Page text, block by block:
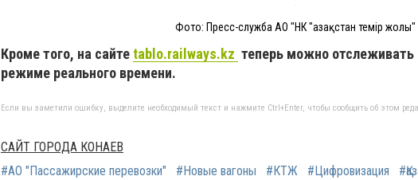
Фото: Пресс-служба АО "НК "Қазақстан темір жолы"
Кроме того, на сайтеtablo.railways.kz теперь можно
режиме реального времени.
Если вы заметили ошибку, выделите необходимый текст и нажмите Ctrl+Enter, чтобы сообщить об этом
САЙТ ГОРОДА КОНАЕВ
#АО "Пассажирские перевозки"
#Новые вагоны #КТЖ #Цифровизация